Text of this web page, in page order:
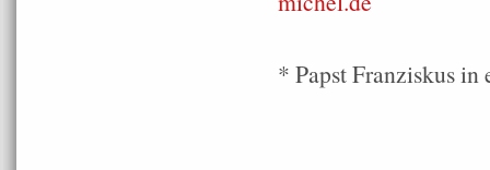
* Papst Franziskus in